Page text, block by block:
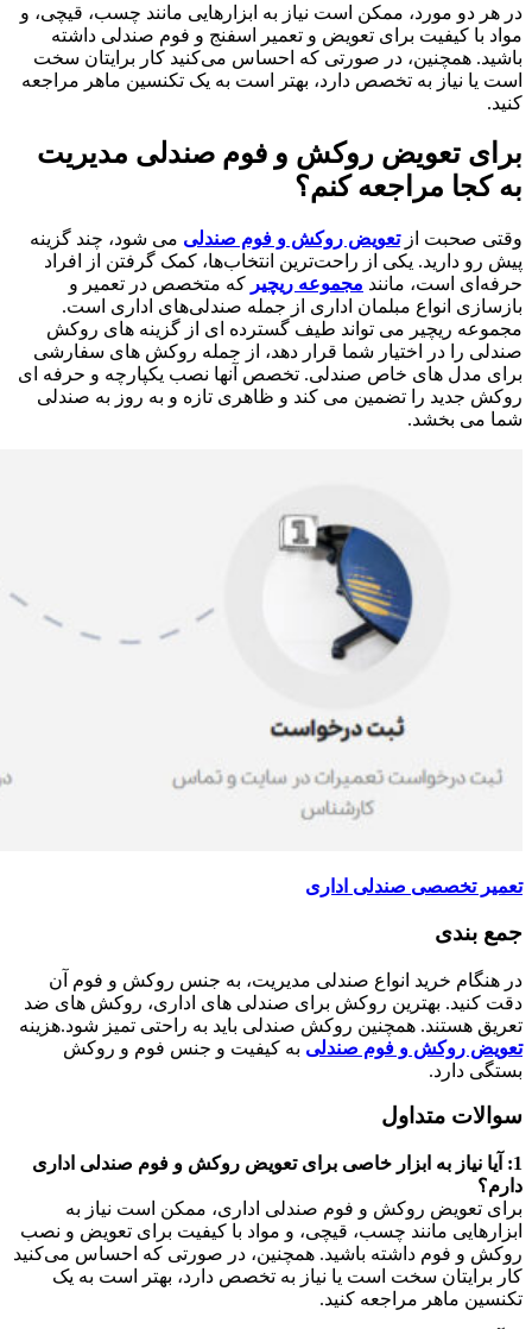
در هر دو مورد، ممکن است نیاز به ابزارهایی مانند چسب، قیچی، و
مواد با کیفیت برای تعویض و تعمیر اسفنج و فوم صندلی داشته
باشید. همچنین، در صورتی که احساس می‌کنید کار برایتان سخت
است یا نیاز به تخصص دارد، بهتر است به یک تکنسین ماهر مراجعه
کنید.
برای تعویض روکش و فوم صندلی مدیریت
به کجا مراجعه کنم؟
وقتی صحبت ازتعویض روکش و فوم صندلی می شود، چند گزینه
پیش رو دارید. یکی از راحت‌ترین انتخاب‌ها، کمک گرفتن از افراد
حرفه‌ای است، مانند مجموعه ریچیر که متخصص در تعمیر و
بازسازی انواع مبلمان اداری از جمله صندلی‌های اداری است.
مجموعه ریچیر می تواند طیف گسترده ای از گزینه های روکش
صندلی را در اختیار شما قرار دهد، از جمله روکش های سفارشی
برای مدل های خاص صندلی. تخصص آنها نصب یکپارچه و حرفه ای
روکش جدید را تضمین می کند و ظاهری تازه و به روز به صندلی
شما می بخشد.
تعمیر تخصصی صندلی اداری
جمع بندی
در هنگام خرید انواع صندلی مدیریت، به جنس روکش و فوم آن
دقت کنید. بهترین روکش برای صندلی های اداری، روکش های ضد
تعریق هستند. همچنین روکش صندلی باید به راحتی تمیز شود.هزینه
تعویض روکش و فوم صندلی به کیفیت و جنس فوم و روکش
بستگی دارد.
سوالات متداول
1: آیا نیاز به ابزار خاصی برای تعویض روکش و فوم صندلی اداری
دارم؟
برای تعویض روکش و فوم صندلی اداری، ممکن است نیاز به
ابزارهایی مانند چسب، قیچی، و مواد با کیفیت برای تعویض و نصب
روکش و فوم داشته باشید. همچنین، در صورتی که احساس می‌کنید
کار برایتان سخت است یا نیاز به تخصص دارد، بهتر است به یک
تکنسین ماهر مراجعه کنید.